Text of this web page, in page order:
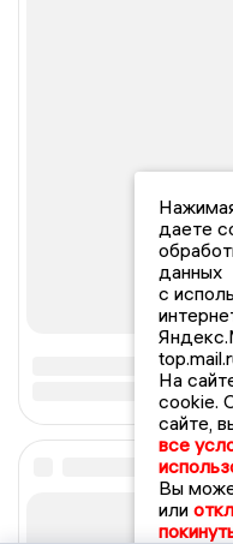
даете
данных
с
На
cookie.
сайте,
все
Вы
или